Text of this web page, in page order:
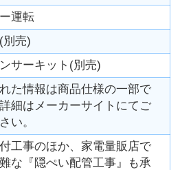
運転
別売)
サーキット(別売)
た情報は商品仕様の一部で
細はメーカーサイトにてご
い。
工事のほか、家電量販店で
な『隠ぺい配管工事』も承